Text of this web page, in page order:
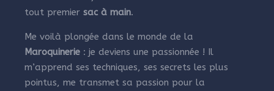
tout premier sac à main.
Me voilà plongée dans le monde de la
Maroquinerie : je deviens une passionnée ! Il
m’apprend ses techniques, ses secrets les plus
pointus, me transmet sa passion pour la